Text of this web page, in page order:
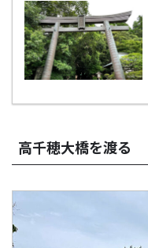
高千穂大橋を渡る